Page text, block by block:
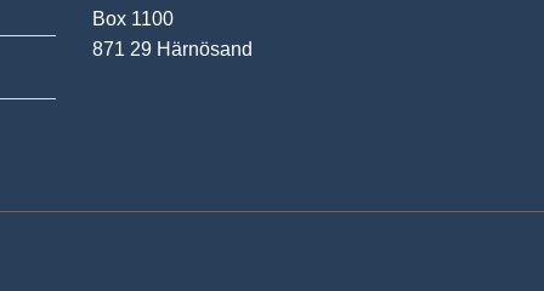
Box 1100
871 29 Härnösand